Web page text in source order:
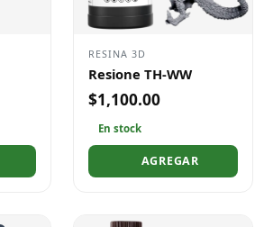
RESINA 3D
Resione TH-WW
$1,100.00
En stock
AGREGAR